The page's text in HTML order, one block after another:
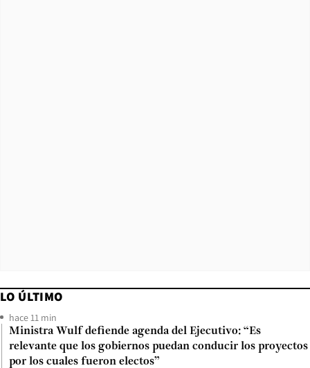
LO ÚLTIMO
hace 11 min
Ministra Wulf defiende agenda del Ejecutivo: “Es
relevante que los gobiernos puedan conducir los proyectos
por los cuales fueron electos”